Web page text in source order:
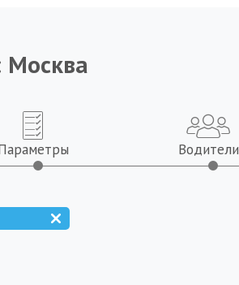
Москва
Водители